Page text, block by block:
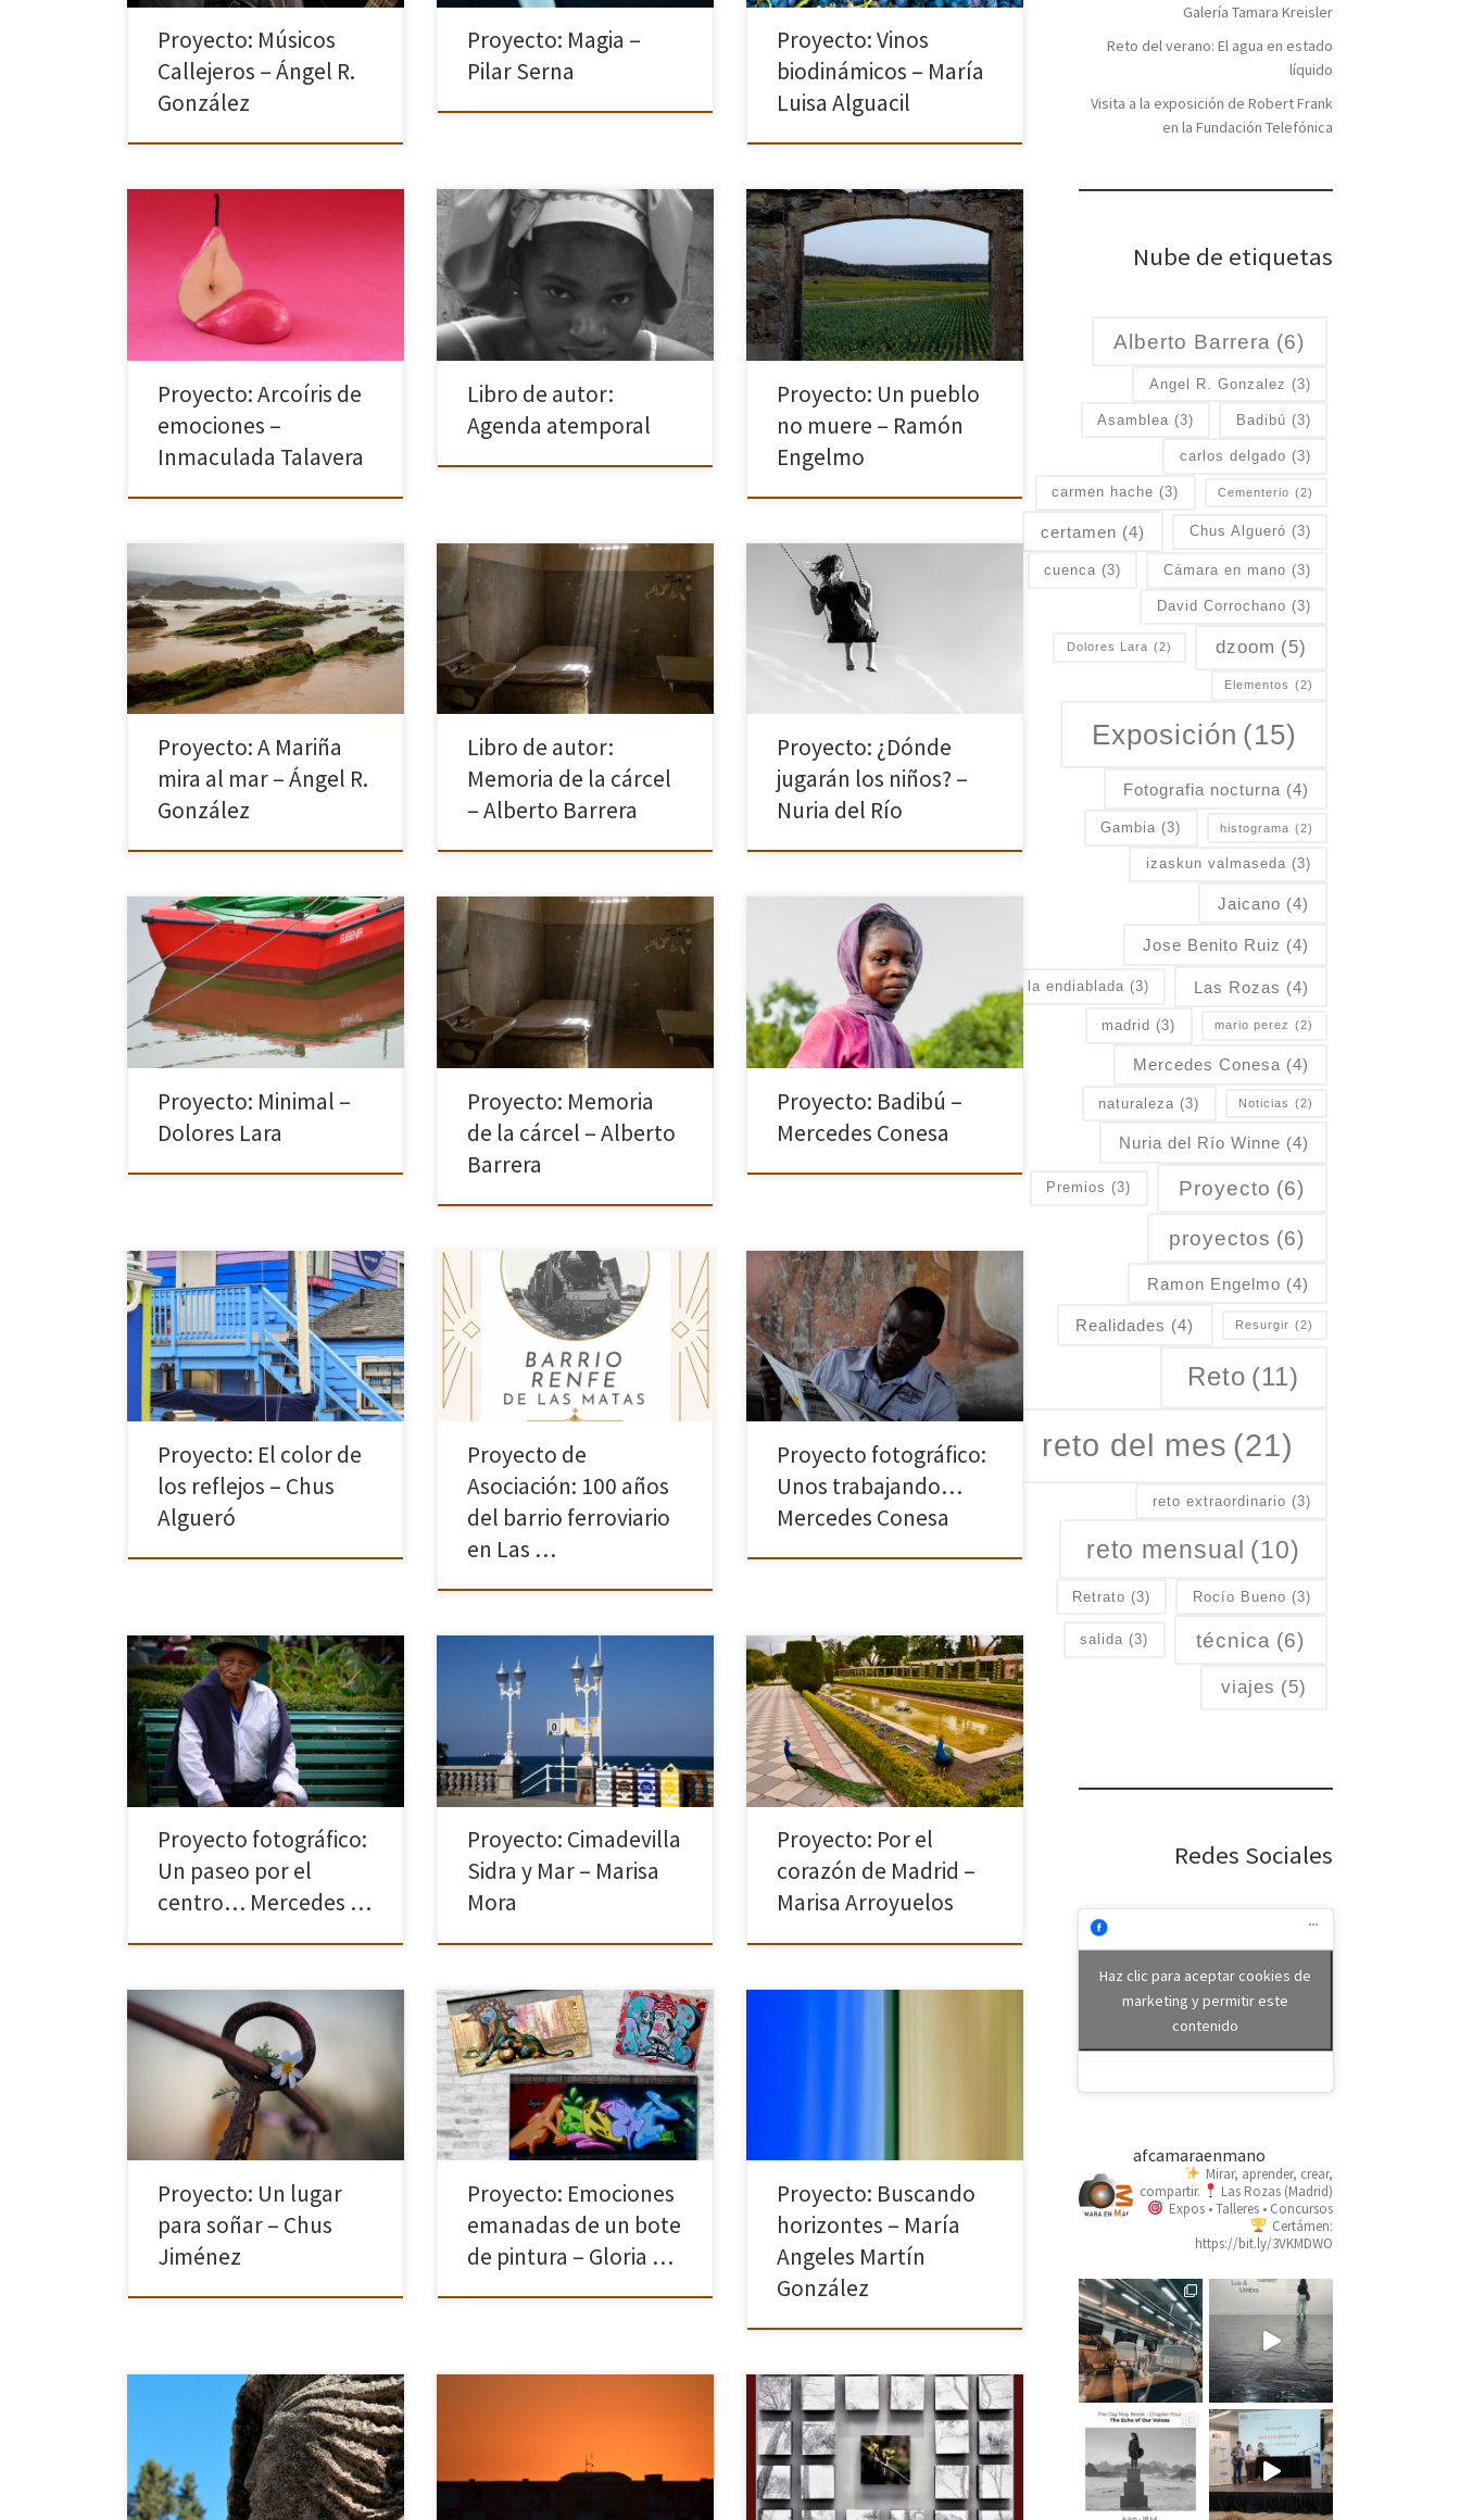
Proyecto: Músicos
Callejeros – Ángel R.
González
Proyecto: Magia –
Pilar Serna
Proyecto: Vinos
biodinámicos – María
Luisa Alguacil
Proyecto dedicado a las emociones
que nos producen los colores. Por
separado, las emociones son fáciles
de transmitir a través de las personas,
un rostro con lágrimas nos produce
tristeza, […]
Proyecto: Arcoíris de
emociones –
Inmaculada Talavera
Te presentamos la agenda elaborada
para el proyecto solidario
Adolescentes si quieres participar
puedes hacerlo a través de la web
www.badibu.org Pulsa en la imagen
para ver el libro. Para […]
Libro de autor:
Agenda atemporal
Y el pueblo me dijo: Nazco, crezco y
muero lentamente. A algunos les
gusto por la tranquilidad, pero me
quieren sólo a ratos como a un mal
amante. Surjo por […]
Proyecto: Un pueblo
no muere – Ramón
Engelmo
Galicia, donde los romanos
consideraban a Finisterre como la
tierra del fin del mundo conocido, es
una región donde se concentran la
mayor cantidad de playas de España.
En su […]
Proyecto: A Mariña
mira al mar – Ángel R.
González
Pulsa en la imagen para ver el libro.
Para regresar pulsa en la x de la
esquina superior derecha o pulsa la
tecla Esc.
Libro de autor:
Memoria de la cárcel
– Alberto Barrera
Este proyecto surge tras una mirada
nostálgica hacia mi niñez, donde,
desde pequeños y hasta la
adolescencia, pasábamos mucho
tiempo jugando en la calle, al aire
Proyecto: ¿Dónde
jugarán los niños? –
Nuria del Río
M I N I M A L He elegido la fotografía
minimalista por una razón muy
sencilla: me gusta, y me gusta casi sin
darme cuenta. Históricamente
siempre intentaba fotografiar […]
Proyecto: Minimal –
Dolores Lara
Este proyecto está compuesto por
una serie de fotografías realizadas en
la cárcel de Segovia. Esta prisión,
ahora convertida en centro cultural y
de memoria, estuvo activa durante
más de […]
Proyecto: Memoria
de la cárcel – Alberto
Barrera
(Este proyecto tiene continuidad en
el 2023 con el proyecto Adolescentes
de la misma autora) Este proyecto
surge a partir del curso/seminario
realizado con la fotógrafa Carmen
Hache. Durante el […]
Proyecto: Badibú –
Mercedes Conesa
Este proyecto nació casi por azar.
Cuando me propuse llevar a cabo un
proyecto fotográfico, lo primero que
visualicé fueron faros y los reflejos en
el agua. Sentí que ahí […]
Proyecto: El color de
los reflejos – Chus
Algueró
Desde la creación de la asociación
teníamos la idea de realizar
proyectos para todas las personas
asociadas, en las que tod@s
pudiéramos colaborar. Al enterarnos
de la celebración del centenario […]
Proyecto de
Asociación: 100 años
del barrio ferroviario
en Las …
En este proyecto reúno diferentes
aventuras de personas que cada día
se levantan para enfrentarse a su
tarea diaria en la otra punta del
mundo . La luz y el […]
Proyecto fotográfico:
Unos trabajando…
Mercedes Conesa
A 24 km de la Ciudad del Centro del
Mundo latitud O grados, se encuentra
QUITO dónde las gentes ven pasar el
tiempo sin prisa, contemplando
como pasa la vida. […]
Proyecto fotográfico:
Un paseo por el
centro… Mercedes …
En este trabajo que he realizado
como proyecto de fin del curso
“Fotografía de Autor” 2020-2021, he
intentado plasmar la vida de este
antiguo barrio de Gijón. En mis
paseos […]
Proyecto: Cimadevilla
Sidra y Mar – Marisa
Mora
Mi conexión con el Parque del Buen
Retiro de Madrid comienza cuando,
por motivos profesionales, nos vemos
obligados a dejar el norte y
trasladarnos a Madrid. Añorábamos
tanto los paisajes […]
Proyecto: Por el
corazón de Madrid –
Marisa Arroyuelos
UN LUGAR PARA SOÑAR Este trabajo
ha sido el proyecto realizado en Las
Rozas (Madrid) “Fotografía de Autor”
2020-21 Quien crea una imagen crea
AMOR y POESÍA, imágenes que se […]
Proyecto: Un lugar
para soñar – Chus
Jiménez
Proyecto: Emociones
emanadas de un bote
de pintura – Gloria …
Proyecto: Buscando
horizontes – María
Angeles Martín
González
A pesar de su deterioro, merece la
pena un paseo cámara en mano por
un cementerio cuya construcción
concluyó en 1925 pero que se
inauguró en 1884 como cementerio
de […]
Galería Tamara Kreisler
Reto del verano: El agua en estado
líquido
Visita a la exposición de Robert Frank
en la Fundación Telefónica
Nube de etiquetas
Alberto Barrera (6)
Angel R. Gonzalez (3)
Asamblea (3) Badibú (3)
carlos delgado (3)
carmen hache (3) Cementerio (2)
certamen (4) Chus Algueró (3)
cuenca (3) Cámara en mano (3)
David Corrochano (3)
Dolores Lara (2) dzoom (5)
Elementos (2)
Exposición (15)
Fotografia nocturna (4)
Gambia (3) histograma (2)
izaskun valmaseda (3)
Jaicano (4)
Jose Benito Ruiz (4)
la endiablada (3) Las Rozas (4)
madrid (3) mario perez (2)
Mercedes Conesa (4)
naturaleza (3) Noticias (2)
Nuria del Río Winne (4)
Premios (3) Proyecto (6)
proyectos (6)
Ramon Engelmo (4)
Realidades (4) Resurgir (2)
Reto (11)
reto del mes (21)
reto extraordinario (3)
reto mensual (10)
Retrato (3) Rocío Bueno (3)
salida (3) técnica (6)
viajes (5)
Redes Sociales
Haz clic para aceptar cookies de
marketing y permitir este
contenido
afcamaraenmano
Mirar, aprender, crear,
compartir.
Las Rozas (Madrid)
Expos • Talleres • Concursos
Certámen:
https://bit.ly/3VKMDWO